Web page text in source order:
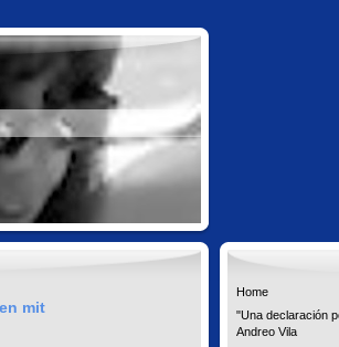
mit
Home
"Una declaración
Andreo Vila